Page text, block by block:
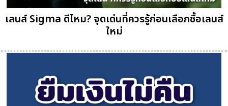
เลนส์ Sigma ดีไหม? จุดเด่นที่ควรรู้ก่อนเลือกซื้อเลนส์
ใหม่